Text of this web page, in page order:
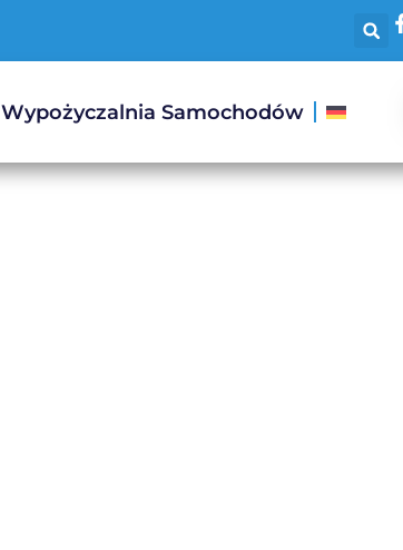
Wypożyczalnia Samochodów